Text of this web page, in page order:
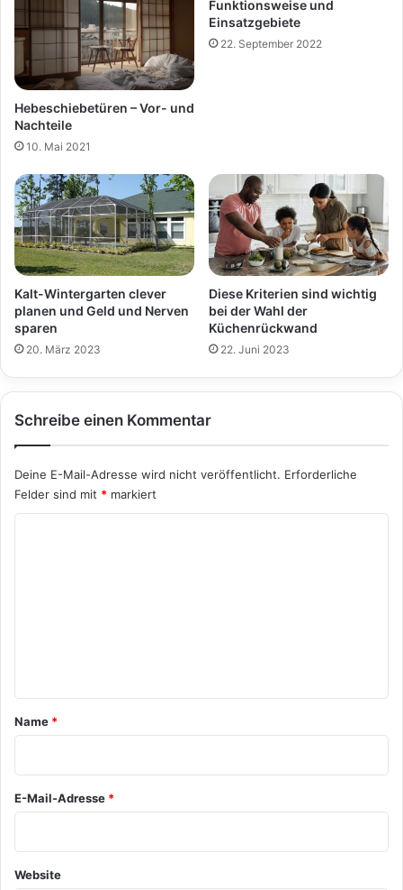
Hebeschiebetüren – Vor- und
Nachteile
10. Mai 2021
Funktionsweise und
Einsatzgebiete
22. September 2022
Kalt-Wintergarten clever
planen und Geld und Nerven
sparen
20. März 2023
Diese Kriterien sind wichtig
bei der Wahl der
Küchenrückwand
22. Juni 2023
Schreibe einen Kommentar
Deine E-Mail-Adresse wird nicht veröffentlicht. Erforderliche
Felder sind mit * markiert
a
*
Name *
E-Mail-Adresse *
Website